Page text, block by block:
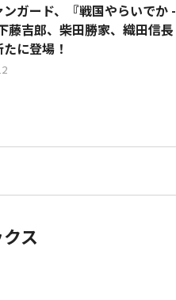
ガード、『戦国やらいでか -
藤吉郎、柴田勝家、織田信長
に登場！
ス